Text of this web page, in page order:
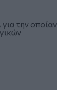
την οποίαν